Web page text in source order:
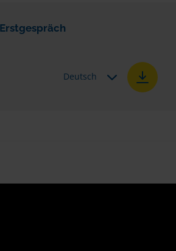
Deutsch